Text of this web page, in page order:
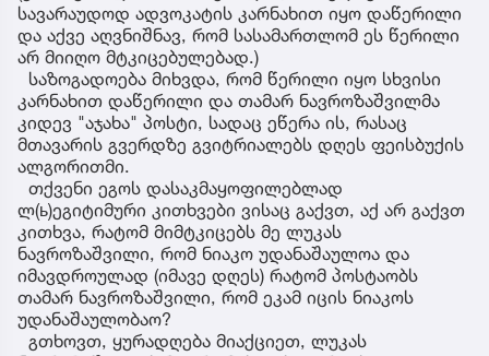
სავარაუდოდ ადვოკატის კარნახით იყო დაწერილი
და აქვე აღვნიშნავ, რომ სასამართლომ ეს წერილი
არ მიიღო მტკიცებულებად.)
საზოგადოება მიხვდა, რომ წერილი იყო სხვისი
კარნახით დაწერილი და თამარ ნავროზაშვილმა
კიდევ "აჯახა" პოსტი, სადაც ეწერა ის, რასაც
მთავარის გვერდზე გვიტრიალებს დღეს ფეისბუქის
ალგორითმი.
თქვენი ეგოს დასაკმაყოფილებლად
ლ(ь)ეგიტიმური კითხვები ვისაც გაქვთ, აქ არ გაქვთ
კითხვა, რატომ მიმტკიცებს მე ლუკას
ნავროზაშვილი, რომ ნიაკო უდანაშაულოა და
იმავდროულად (იმავე დღეს) რატომ პოსტაობს
თამარ ნავროზაშვილი, რომ ეკამ იცის ნიაკოს
უდანაშაულობაო?
გთხოვთ, ყურადღება მიაქციეთ, ლუკას